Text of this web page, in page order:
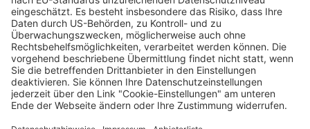
sucht das Glück“
Wochenbericht 24.03.2026